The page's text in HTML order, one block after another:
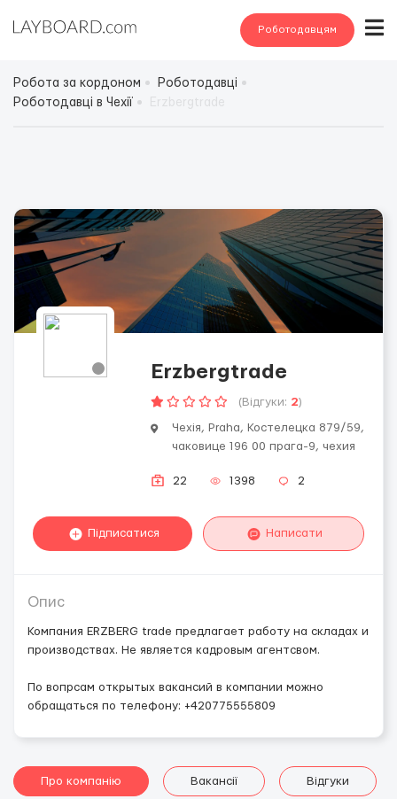
Роботодавцям
Робота за кордоном
Роботодавці
Роботодавці в Чехії
Erzbergtrade
(Відгуки: 2)
Чехія, Praha, Костелецка 879/59,
чаковице 196 00 прага-9, чехия
22 1398 2
Підписатися Написати
Опис
Компания ERZBERG trade предлагает работу на складах и
производствах. Не является кадровым агентсвом.
По вопрсам открытых вакансий в компании можно
обращаться по телефону: +420775555809
Про компанію Вакансії Відгуки